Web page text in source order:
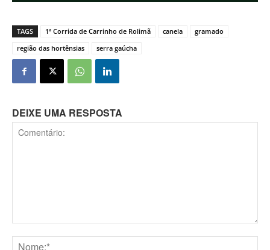
TAGS 1ª Corrida de Carrinho de Rolimã canela
gramado
região das hortênsias
serra gaúcha
DEIXE UMA RESPOSTA